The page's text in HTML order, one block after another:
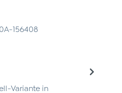
156408
Variante in